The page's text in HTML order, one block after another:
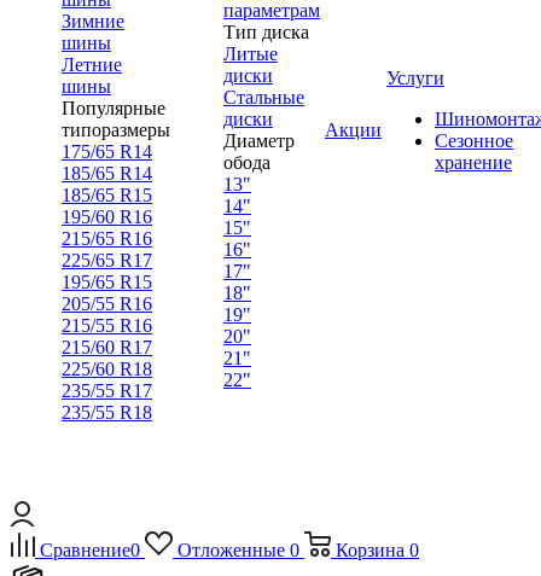
Зимние
шины
Летние
шины
Популярные
типоразмеры
175/65 R14
185/65 R14
185/65 R15
195/60 R16
215/65 R16
225/65 R17
195/65 R15
205/55 R16
215/55 R16
215/60 R17
225/60 R18
235/55 R17
235/55 R18
параметрам
Тип диска
Литые
диски
Стальные
диски
Диаметр
обода
13"
14"
15"
16"
17"
18"
19"
20"
21"
22"
Акции
Услуги
Сезонное
хранение
Сравнение0 Отложенные 0 Корзина 0